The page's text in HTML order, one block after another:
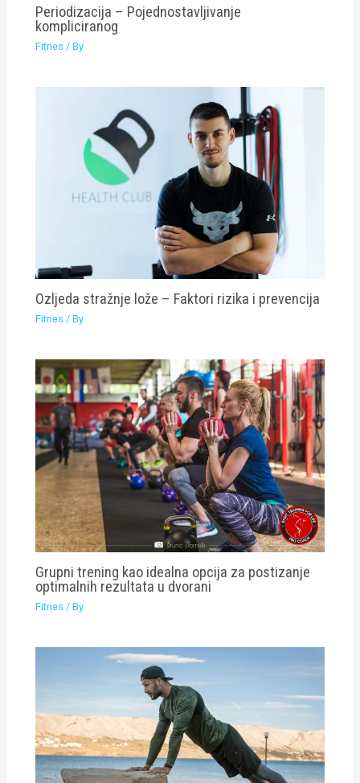
Periodizacija – Pojednostavljivanje
kompliciranog
Fitnes / By
Ozljeda stražnje lože – Faktori rizika i prevencija
Fitnes / By
Grupni trening kao idealna opcija za postizanje
optimalnih rezultata u dvorani
Fitnes / By